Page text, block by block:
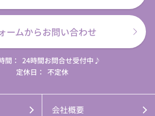
ームからお問い合わせ
間：
24時間お問合せ受付中♪
定休日：
不定休
会社概要